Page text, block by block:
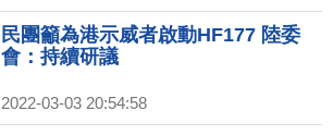
民團籲為港示威者啟動HF177 陸委
會：持續研議
2022-03-03 20:54:58